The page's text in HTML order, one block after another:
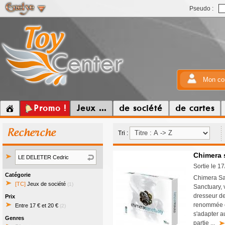
Pseudo :
Mon
Promo ! Jeux ... de société de cartes
Recherche
Catégorie
[TC] Jeux de société (1)
Prix
Entre 17 € et 20 € (2)
Genres
Tri :
Chimera
Sortie le
Chimera
Sanctuary,
dresseur
renommée
s'adapter
partie ...